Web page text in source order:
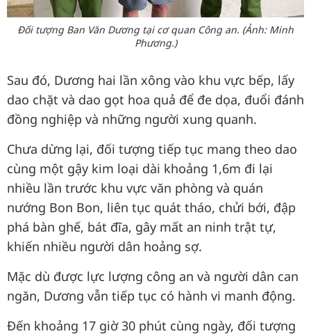
Đối tượng Ban Văn Dương tại cơ quan Công an. (Ảnh: Minh
Phương.)
Sau đó, Dương hai lần xông vào khu vực bếp, lấy
dao chặt và dao gọt hoa quả để đe dọa, đuổi đánh
đồng nghiệp và những người xung quanh.
Chưa dừng lại, đối tượng tiếp tục mang theo dao
cùng một gậy kim loại dài khoảng 1,6m đi lại
nhiều lần trước khu vực văn phòng và quán
nướng Bon Bon, liên tục quát tháo, chửi bới, đập
phá bàn ghế, bát đĩa, gây mất an ninh trật tự,
khiến nhiều người dân hoảng sợ.
Mặc dù được lực lượng công an và người dân can
ngăn, Dương vẫn tiếp tục có hành vi manh động.
Đến khoảng 17 giờ 30 phút cùng ngày, đối tượng